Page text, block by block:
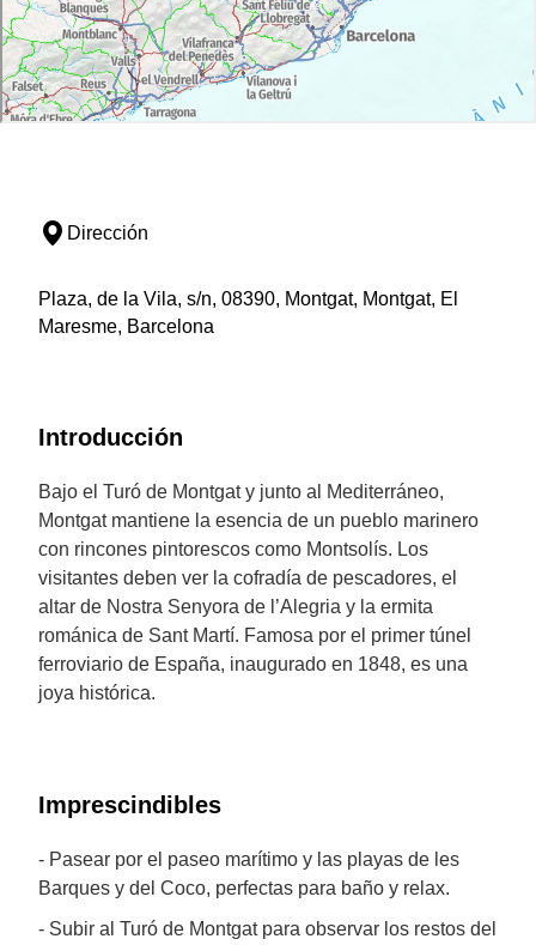
Dirección
Plaza, de la Vila, s/n, 08390, Montgat, Montgat, El
Maresme, Barcelona
Introducción
Bajo el Turó de Montgat y junto al Mediterráneo,
Montgat mantiene la esencia de un pueblo marinero
con rincones pintorescos como Montsolís. Los
visitantes deben ver la cofradía de pescadores, el
altar de Nostra Senyora de l’Alegria y la ermita
románica de Sant Martí. Famosa por el primer túnel
ferroviario de España, inaugurado en 1848, es una
joya histórica.
Imprescindibles
- Pasear por el paseo marítimo y las playas de les
Barques y del Coco, perfectas para baño y relax.
- Subir al Turó de Montgat para observar los restos del